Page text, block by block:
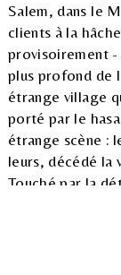
Salem, dans le
clients à la
provisoirement -
plus profond de
étrange village
porté par le
étrange scène :
leurs, décédé la
Touché par la